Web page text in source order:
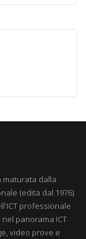
maturata dalla
(edita dal 1976)
professionale
panorama ICT
video prove e